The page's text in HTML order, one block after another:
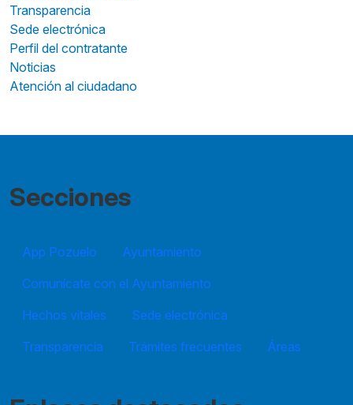
Transparencia
Sede electrónica
Perfil del contratante
Noticias
Atención al ciudadano
Secciones
App Pozuelo
Ayuntamiento
Comunícate con el Ayuntamiento
Hechos vitales
Sede electrónica
Transparencia
Trámites frecuentes Áreas